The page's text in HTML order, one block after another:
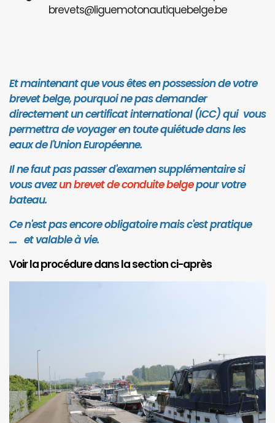
brevets@liguemotonautiquebelge.be
Et maintenant que vous êtes en possession de votre
brevet belge, pourquoi ne pas demander
directement un certificat international (ICC) qui vous
permettra de voyager en toute quiétude dans les
eaux de l'Union Européenne.
Il ne faut pas passer d'examen supplémentaire si
vous avezun brevet de conduite belgepour votre
bateau.
Ce n'est pas encore obligatoire mais c'est pratique
.... et valable à vie.
Voir la procédure dans la section ci-après